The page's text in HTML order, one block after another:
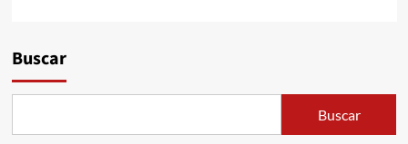
Buscar
Buscar